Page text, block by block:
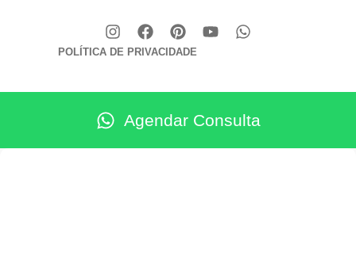
POLÍTICA DE PRIVACIDADE
Agendar Consulta